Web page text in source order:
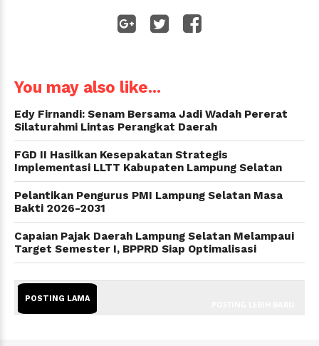
You may also like...
Edy Firnandi: Senam Bersama Jadi Wadah Pererat
Silaturahmi Lintas Perangkat Daerah
FGD II Hasilkan Kesepakatan Strategis
Implementasi LLTT Kabupaten Lampung Selatan
Pelantikan Pengurus PMI Lampung Selatan Masa
Bakti 2026-2031
Capaian Pajak Daerah Lampung Selatan Melampaui
Target Semester I, BPPRD Siap Optimalisasi
POSTING LAMA